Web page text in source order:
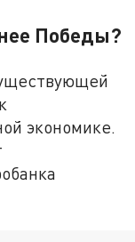
Победы?
экономике.